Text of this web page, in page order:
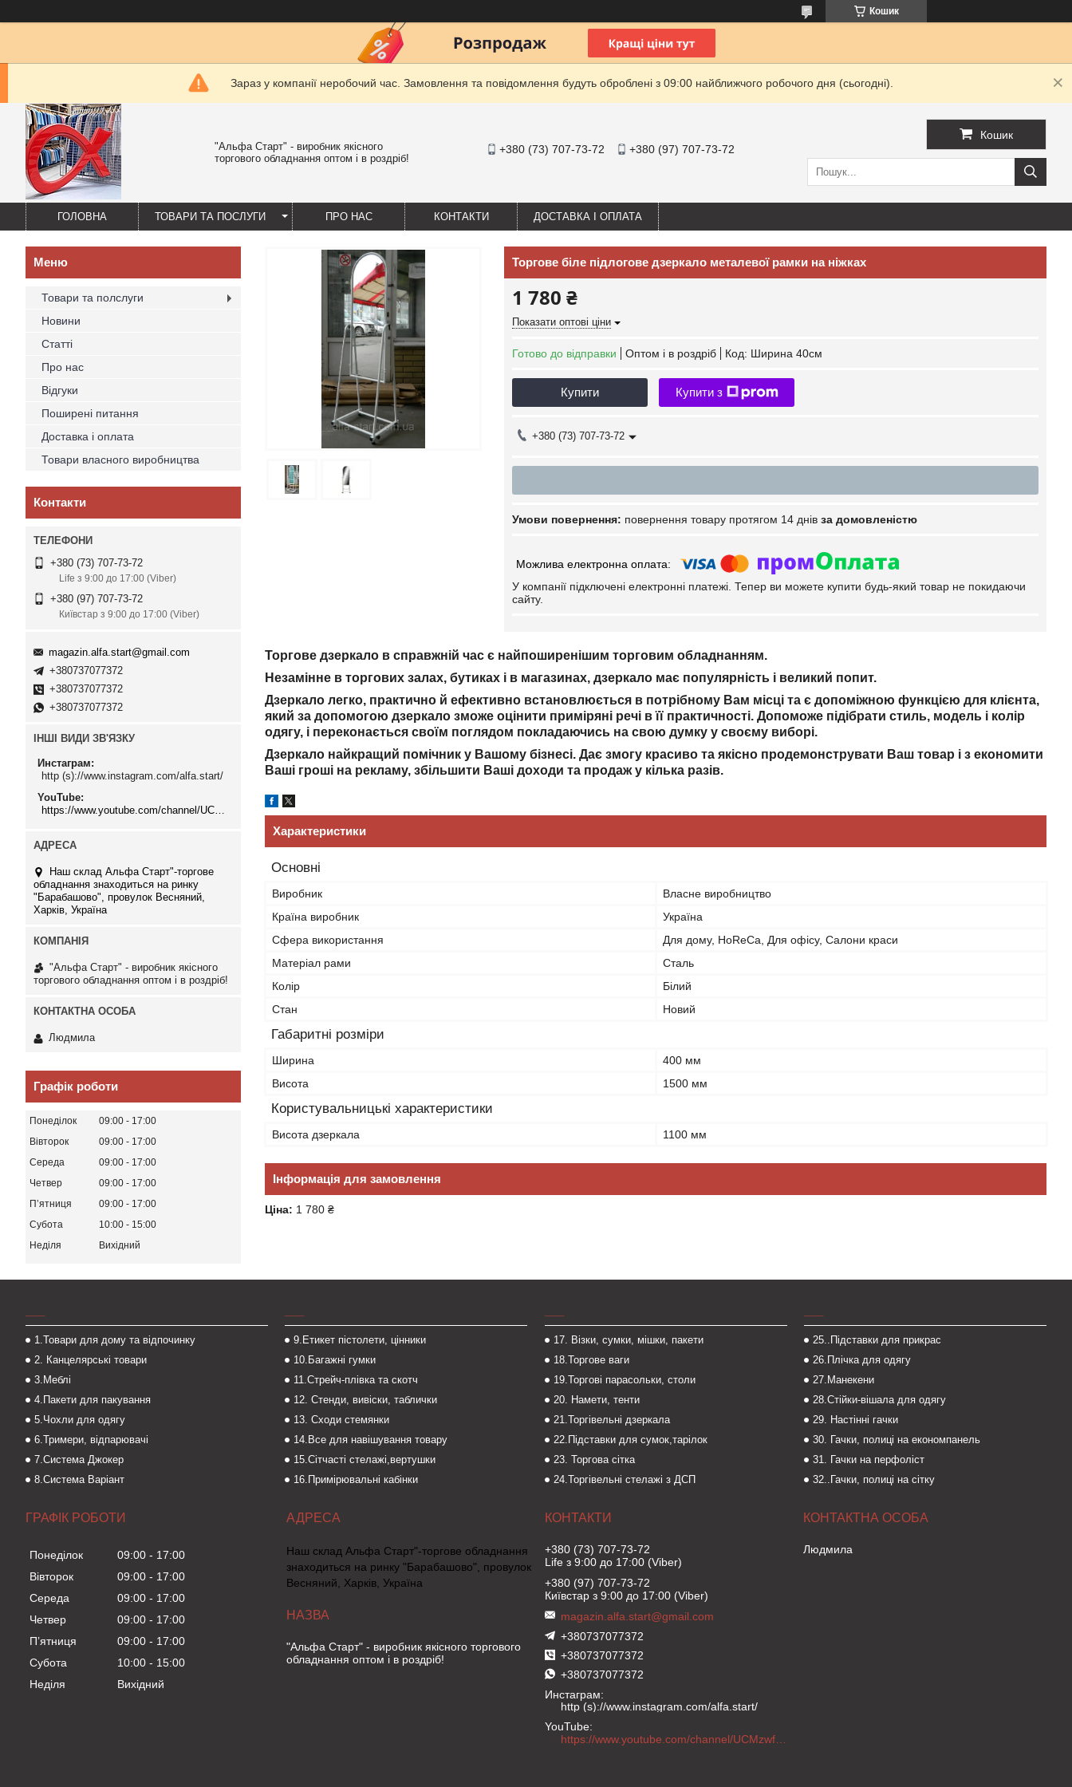
Кошик
Зараз у компанії неробочий час. Замовлення та повідомлення будуть оброблені з 09:00 найближчого робочого дня (сьогодні).
"Альфа Старт" - виробник якісного
торгового обладнання оптом і в роздріб!
+380 (73) 707-73-72 +380 (97) 707-73-72
Кошик
ГОЛОВНА ТОВАРИ ТА ПОСЛУГИ ПРО НАС КОНТАКТИ ДОСТАВКА І ОПЛАТА
Торгове біле підлогове дзеркало металевої рамки на ніжках
1 780 ₴
Показати оптові ціни
Готово до відправки Оптом і в роздріб Код: Ширина 40см
Купити Купити з
+380 (73) 707-73-72
повернення товару протягом 14 днів за домовленістю
У компанії підключені електронні платежі. Тепер ви можете купити будь-який товар не покидаючи
сайту.
Торгове дзеркало в справжній час є найпоширенішим торговим обладнанням.
Незамінне в торгових залах, бутиках і в магазинах, дзеркало має популярність і великий попит.
Дзеркало легко, практично й ефективно встановлюється в потрібному Вам місці та є допоміжною функцією для клієнта,
який за допомогою дзеркало зможе оцінити приміряні речі в її практичності. Допоможе підібрати стиль, модель і колір
одягу, і переконається своїм поглядом покладаючись на свою думку у своєму виборі.
Дзеркало найкращий помічник у Вашому бізнесі. Дає змогу красиво та якісно продемонструвати Ваш товар і з економити
Ваші гроші на рекламу, збільшити Ваші доходи та продаж у кілька разів.
Характеристики
Основні
Виробник
Власне виробництво
Країна виробник
Україна
Сфера використання
Для дому, HoReCa, Для офісу, Салони краси
Матеріал рами
Сталь
Колір
Білий
Стан
Новий
Габаритні розміри
Ширина
400 мм
Висота
1500 мм
Користувальницькі характеристики
Висота дзеркала 1100 мм
Інформація для замовлення
Ціна: 1 780 ₴
Товари та полслуги
Новини
Статті
Про нас
Відгуки
Поширені питання
Доставка і оплата
Товари власного виробництва
Контакти
+380 (73) 707-73-72
Life з 9:00 до 17:00 (Viber)
+380 (97) 707-73-72
Київстар з 9:00 до 17:00 (Viber)
magazin.alfa.start@gmail.com
+380737077372
+380737077372
+380737077372
ІНШІ ВИДИ ЗВ'ЯЗКУ
Инстаграм
http (s)://www.instagram.com/alfa.start/
YouTube
Наш склад Альфа Старт"-торгове
обладнання знаходиться на ринку
"Барабашово", провулок Весняний,
Харків, Україна
"Альфа Старт" - виробник якісного
торгового обладнання оптом і в роздріб!
Людмила
Графік роботи
Понеділок 09:00
17:00
Вівторок
09:00
17:00
Середа
09:00
17:00
Четвер
09:00
17:00
Пʼятниця
09:00
17:00
Субота
10:00
15:00
Неділя
Вихідний
1.Товари для дому та відпочинку
2. Канцелярські товари
3.Меблі
4.Пакети для пакування
5.Чохли для одягу
6.Тримери, відпарювачі
7.Система Джокер
8.Система Варіант
9.Етикет пістолети, цінники
10.Багажні гумки
11.Стрейч-плівка та скотч
12. Стенди, вивіски, таблички
13. Сходи стемянки
14.Все для навішування товару
15.Сітчасті стелажі,вертушки
16.Примірювальні кабінки
17. Візки, сумки, мішки, пакети
18.Торгове ваги
19.Торгові парасольки, столи
20. Намети, тенти
21.Торгівельні дзеркала
22.Підставки для сумок,тарілок
23. Торгова сітка
24.Торгівельні стелажі з ДСП
25..Підставки для прикрас
26.Плічка для одягу
27.Манекени
28.Стійки-вішала для одягу
29. Настінні гачки
30. Гачки, полиці на економпанель
31. Гачки на перфоліст
32..Гачки, полиці на сітку
ГРАФІК РОБОТИ
Понеділок 09:00
17:00
Вівторок
09:00
17:00
Середа
09:00
17:00
Четвер
09:00
17:00
Пʼятниця
09:00
17:00
Субота
10:00
15:00
Неділя
Вихідний
Наш склад Альфа Старт"-торгове обладнання
знаходиться на ринку "Барабашово", провулок
Весняний, Харків, Україна
"Альфа Старт" - виробник якісного торгового
обладнання оптом і в роздріб!
+380 (73) 707-73-72
Life з 9:00 до 17:00 (Viber)
+380 (97) 707-73-72
Київстар з 9:00 до 17:00 (Viber)
magazin.alfa.start@gmail.com
+380737077372
+380737077372
+380737077372
Инстаграм
http (s)://www.instagram.com/alfa.start/
YouTube
https://www.youtube.com/channel/UCMzwfuPdxogFIKF_nELVFNw
Людмила